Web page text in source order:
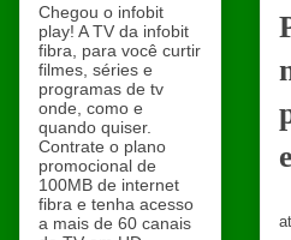
at
Chegou o infobit
play! A TV da infobit
fibra, para você curtir
filmes, séries e
programas de tv
onde, como e
quando quiser.
Contrate o plano
promocional de
100MB de internet
fibra e tenha acesso
a mais de 60 canais